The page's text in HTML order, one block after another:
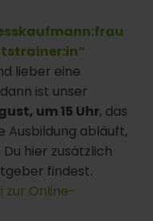
lieber eine
ist unser
um 15 Uhr, das
Ausbildung abläuft,
hier zusätzlich
findest.
zur Online-